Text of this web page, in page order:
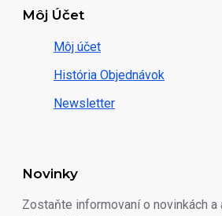
Môj Účet
Môj účet
História Objednávok
Newsletter
Novinky
Zostaňte informovaní o novinkách